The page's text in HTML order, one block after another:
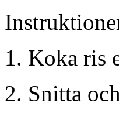
Koka ris
Snitta